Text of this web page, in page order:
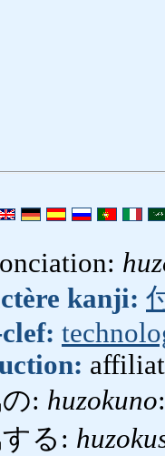
kanji:
: huzokuno
る: